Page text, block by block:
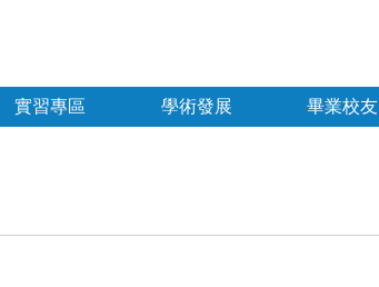
實習專區 學術發展 畢業校友